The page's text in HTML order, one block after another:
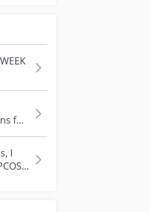
for
really
I